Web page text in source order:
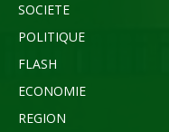
SOCIETE
POLITIQUE
FLASH
ECONOMIE
REGION